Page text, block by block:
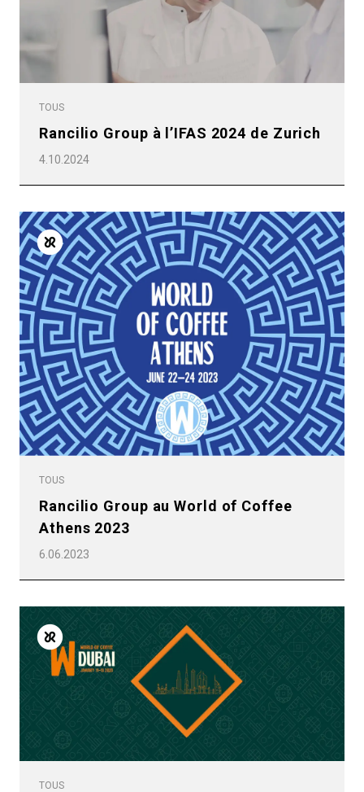
TOUS
Rancilio Group à l’IFAS 2024 de Zurich
4.10.2024
TOUS
Rancilio Group au World of Coffee
Athens 2023
6.06.2023
TOUS
Toutes
Produits
Télécharger
Plus de